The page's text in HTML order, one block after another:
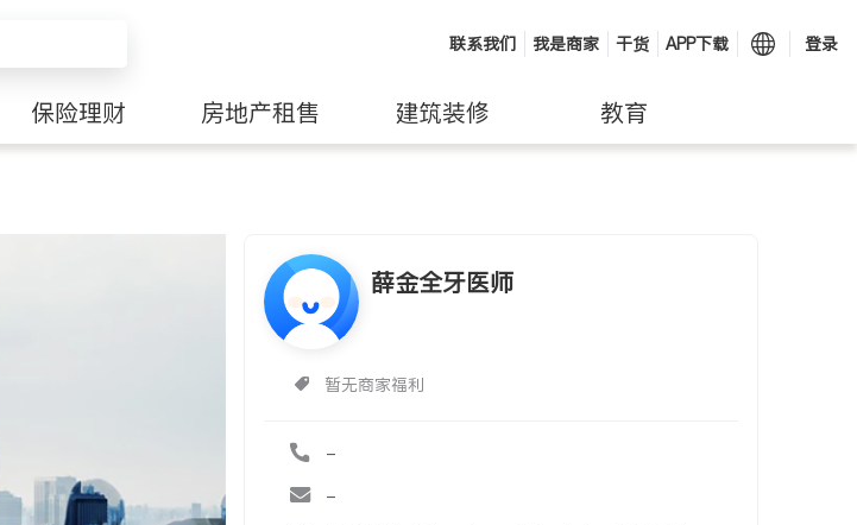
联系我们 我是商家 干货 APP下载 登录
保险理财 房地产租售 建筑装修 教育
薛金全牙医师
暂无商家福利
-
-